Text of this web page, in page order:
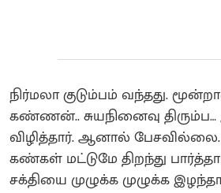
நிர்மலா குடும்பம் வந்தது.
கண்ணன்.. சுயநினைவு
விழித்தார். ஆனால் பேசவில்லை.
கண்கள் மட்டுமே திறந்து
சக்தியை முழுக்க முழுக்க